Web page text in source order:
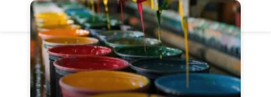
مشاهده محصول